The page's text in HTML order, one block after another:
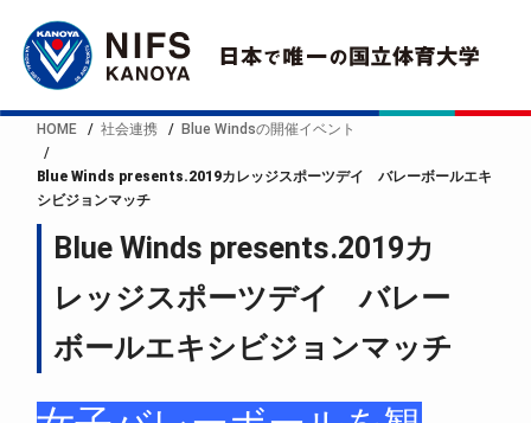
HOME 社会連携 Blue Windsの開催イベント
Blue Winds presents.2019カレッジスポーツデイ バレーボールエキ
シビジョンマッチ
Blue Winds presents.2019カ
レッジスポーツデイ バレー
ボールエキシビジョンマッチ